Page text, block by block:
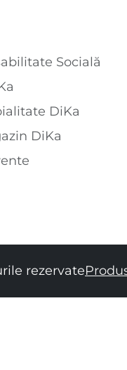
Socială
DiKa
DiKa
rezervate